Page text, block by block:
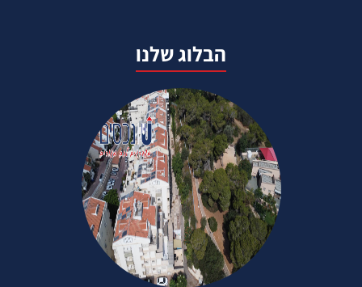
הבלוג שלנו